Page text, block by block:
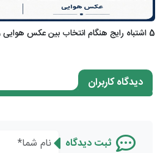
5 اشتباه رایج هنگام انتخاب بین عکس هوایی و نقشه هوایی
دیدگاه کاربران
ثبت دیدگاه